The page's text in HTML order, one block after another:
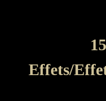
Effets/